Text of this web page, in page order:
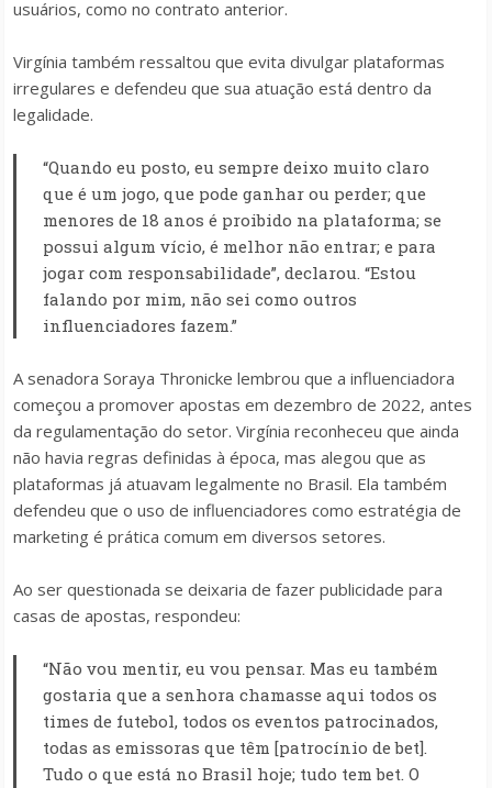
usuários, como no contrato anterior.
Virgínia também ressaltou que evita divulgar plataformas
irregulares e defendeu que sua atuação está dentro da
legalidade.
“Quando eu posto, eu sempre deixo muito claro
que é um jogo, que pode ganhar ou perder; que
menores de 18 anos é proibido na plataforma; se
possui algum vício, é melhor não entrar; e para
jogar com responsabilidade”, declarou. “Estou
falando por mim, não sei como outros
influenciadores fazem.”
A senadora Soraya Thronicke lembrou que a influenciadora
começou a promover apostas em dezembro de 2022, antes
da regulamentação do setor. Virgínia reconheceu que ainda
não havia regras definidas à época, mas alegou que as
plataformas já atuavam legalmente no Brasil. Ela também
defendeu que o uso de influenciadores como estratégia de
marketing é prática comum em diversos setores.
Ao ser questionada se deixaria de fazer publicidade para
casas de apostas, respondeu:
“Não vou mentir, eu vou pensar. Mas eu também
gostaria que a senhora chamasse aqui todos os
times de futebol, todos os eventos patrocinados,
todas as emissoras que têm [patrocínio de bet].
Tudo o que está no Brasil hoje; tudo tem bet. O